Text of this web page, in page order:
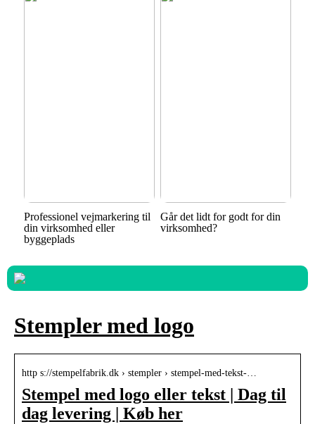
Professionel vejmarkering til
din virksomhed eller
byggeplads
Går det lidt for godt for din
virksomhed?
Stempler med logo
http s://stempelfabrik.dk › stempler › stempel-med-tekst-…
Stempel med logo eller tekst | Dag til
dag levering | Køb her